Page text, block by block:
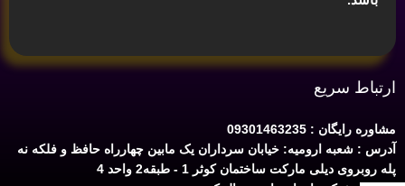
ارتباط سریع
مشاوره رایگان : 09301463235
آدرس : شعبه ارومیه: خیابان سرداران یک مابین چهارراه حافظ و فلکه نه
پله روبروی دیلی مارکت ساختمان کوثر 1 - طبقه2 واحد 4